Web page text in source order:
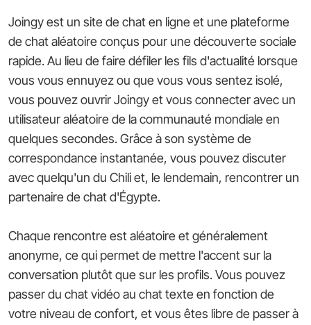
Joingy est un site de chat en ligne et une plateforme
de chat aléatoire conçus pour une découverte sociale
rapide. Au lieu de faire défiler les fils d'actualité lorsque
vous vous ennuyez ou que vous vous sentez isolé,
vous pouvez ouvrir Joingy et vous connecter avec un
utilisateur aléatoire de la communauté mondiale en
quelques secondes. Grâce à son système de
correspondance instantanée, vous pouvez discuter
avec quelqu'un du Chili et, le lendemain, rencontrer un
partenaire de chat d'Égypte.
Chaque rencontre est aléatoire et généralement
anonyme, ce qui permet de mettre l'accent sur la
conversation plutôt que sur les profils. Vous pouvez
passer du chat vidéo au chat texte en fonction de
votre niveau de confort, et vous êtes libre de passer à